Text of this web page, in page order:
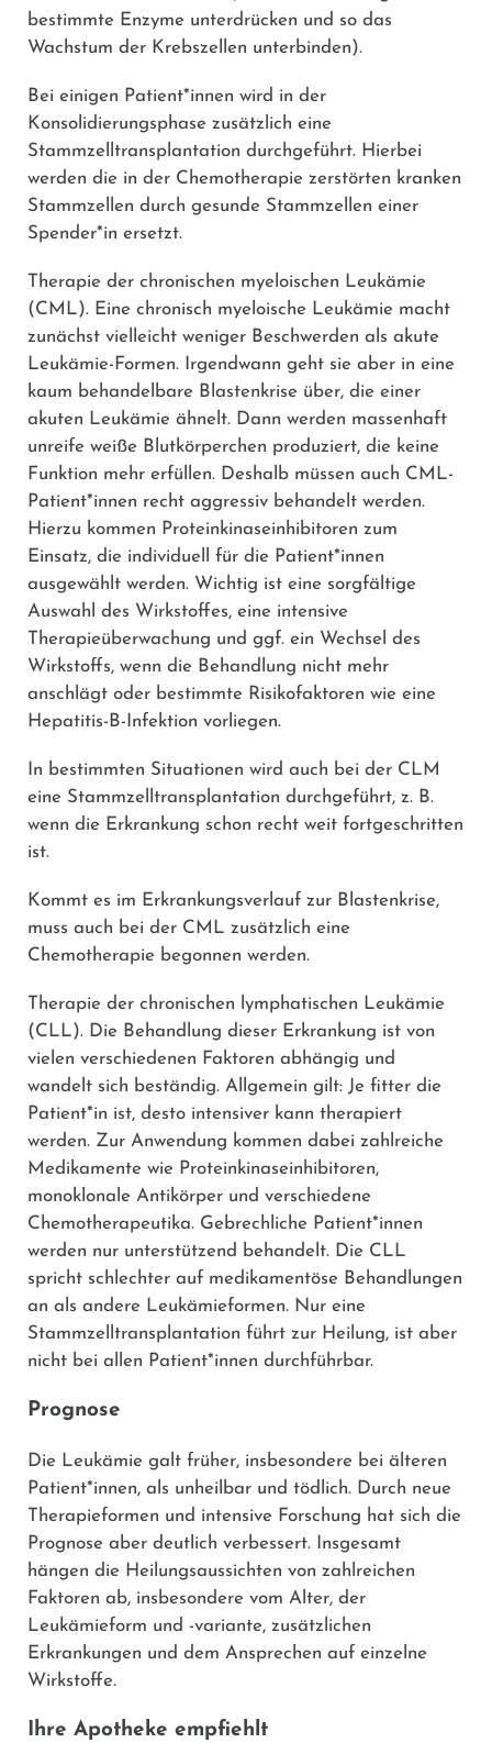
bestimmte Enzyme unterdrücken und so das
Wachstum der Krebszellen unterbinden).
Bei einigen Patient*innen wird in der
Konsolidierungsphase zusätzlich eine
Stammzelltransplantation durchgeführt. Hierbei
werden die in der Chemotherapie zerstörten kranken
Stammzellen durch gesunde Stammzellen einer
Spender*in ersetzt.
Therapie der chronischen myeloischen Leukämie
(CML). Eine chronisch myeloische Leukämie macht
zunächst vielleicht weniger Beschwerden als akute
Leukämie-Formen. Irgendwann geht sie aber in eine
kaum behandelbare Blastenkrise über, die einer
akuten Leukämie ähnelt. Dann werden massenhaft
unreife weiße Blutkörperchen produziert, die keine
Funktion mehr erfüllen. Deshalb müssen auch CML-
Patient*innen recht aggressiv behandelt werden.
Hierzu kommen Proteinkinaseinhibitoren zum
Einsatz, die individuell für die Patient*innen
ausgewählt werden. Wichtig ist eine sorgfältige
Auswahl des Wirkstoffes, eine intensive
Therapieüberwachung und ggf. ein Wechsel des
Wirkstoffs, wenn die Behandlung nicht mehr
anschlägt oder bestimmte Risikofaktoren wie eine
Hepatitis-B-Infektion vorliegen.
In bestimmten Situationen wird auch bei der CLM
eine Stammzelltransplantation durchgeführt, z. B.
wenn die Erkrankung schon recht weit fortgeschritten
ist.
Kommt es im Erkrankungsverlauf zur Blastenkrise,
muss auch bei der CML zusätzlich eine
Chemotherapie begonnen werden.
Therapie der chronischen lymphatischen Leukämie
(CLL). Die Behandlung dieser Erkrankung ist von
vielen verschiedenen Faktoren abhängig und
wandelt sich beständig. Allgemein gilt: Je fitter die
Patient*in ist, desto intensiver kann therapiert
werden. Zur Anwendung kommen dabei zahlreiche
Medikamente wie Proteinkinaseinhibitoren,
monoklonale Antikörper und verschiedene
Chemotherapeutika. Gebrechliche Patient*innen
werden nur unterstützend behandelt. Die CLL
spricht schlechter auf medikamentöse Behandlungen
an als andere Leukämieformen. Nur eine
Stammzelltransplantation führt zur Heilung, ist aber
nicht bei allen Patient*innen durchführbar.
Prognose
Die Leukämie galt früher, insbesondere bei älteren
Patient*innen, als unheilbar und tödlich. Durch neue
Therapieformen und intensive Forschung hat sich die
Prognose aber deutlich verbessert. Insgesamt
hängen die Heilungsaussichten von zahlreichen
Faktoren ab, insbesondere vom Alter, der
Leukämieform und -variante, zusätzlichen
Erkrankungen und dem Ansprechen auf einzelne
Wirkstoffe.
Ihre Apotheke empfiehlt